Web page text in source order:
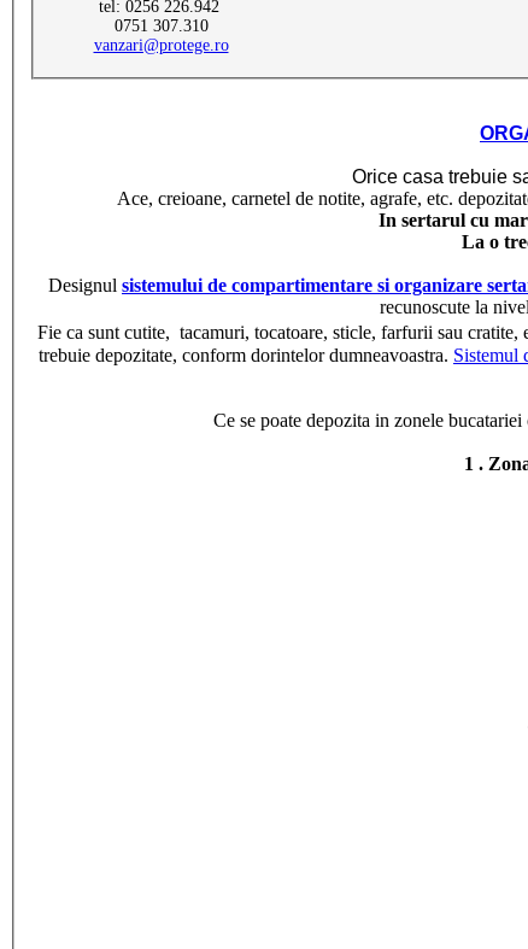
tel: 0256 226.942
0751 307.310
vanzari@protege.ro
Orice casa trebuie
Ace, creioane, carnetel de notite, agrafe, etc.
In sertarul cu
La o
Designul sistemului de compartimentare si organizare
recunoscute la
Fie ca sunt cutite, tacamuri, tocatoare, sticle, farfurii sau
trebuie depozitate, conform dorintelor dumneavoastra. Sistemul
Ce se poate depozita in zonele
1 .
-